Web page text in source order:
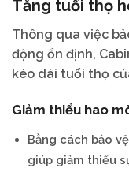
Tăng tuổi thọ
Thông qua việc
động ổn định,
kéo dài tuổi thọ
Giảm thiểu hao
Bằng cách bảo
giúp giảm thiểu